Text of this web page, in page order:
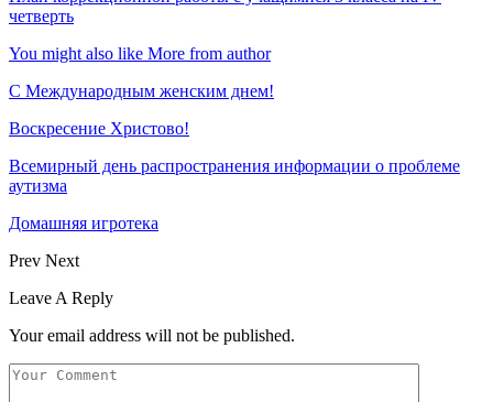
четверть
You might also like More from author
С Международным женским днем!
Воскресение Xристово!
Всемирный день распространения информации о проблеме
аутизма
Домашняя игротека
Prev Next
Leave A Reply
Your email address will not be published.